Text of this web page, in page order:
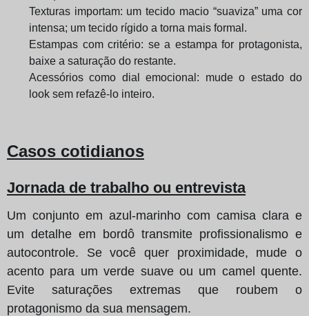
Texturas importam: um tecido macio “suaviza” uma cor
intensa; um tecido rígido a torna mais formal.
Estampas com critério: se a estampa for protagonista,
baixe a saturação do restante.
Acessórios como dial emocional: mude o estado do
look sem refazê-lo inteiro.
Casos cotidianos
Jornada de trabalho ou entrevista
Um conjunto em azul-marinho com camisa clara e
um detalhe em bordô transmite profissionalismo e
autocontrole. Se você quer proximidade, mude o
acento para um verde suave ou um camel quente.
Evite saturações extremas que roubem o
protagonismo da sua mensagem.